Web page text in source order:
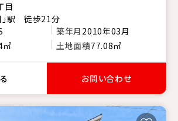
目
」駅 徒歩21分
築年月 2010年03月
㎡ 土地面積77.08㎡
お問い合わせ